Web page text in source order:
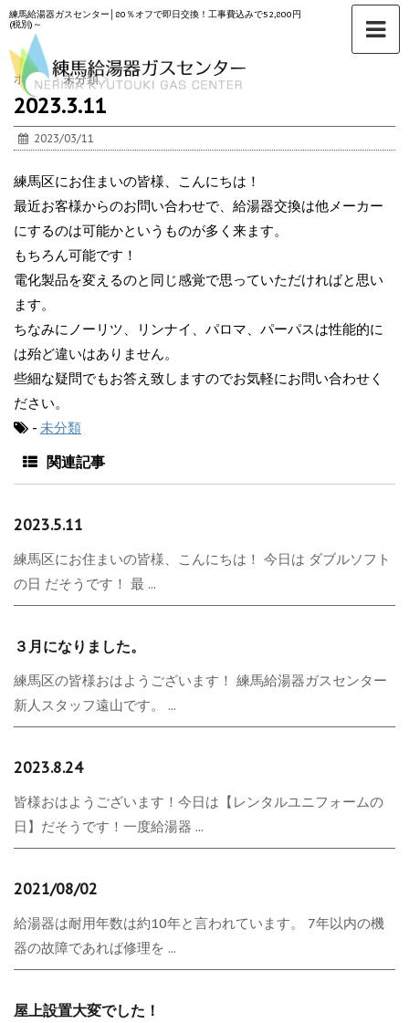
練馬給湯器ガスセンター│80％オフで即日交換！工事費込みで52,800円
(税別)～
ホーム >未分類 >
2023.3.11
2023/03/11
練馬区にお住まいの皆様、こんにちは！
最近お客様からのお問い合わせで、給湯器交換は他メーカー
にするのは可能かというものが多く来ます。
もちろん可能です！
電化製品を変えるのと同じ感覚で思っていただければと思い
ます。
ちなみにノーリツ、リンナイ、パロマ、パーパスは性能的に
は殆ど違いはありません。
些細な疑問でもお答え致しますのでお気軽にお問い合わせく
ださい。
- 未分類
関連記事
2023.5.11
練馬区にお住まいの皆様、こんにちは！ 今日は ダブルソフト
の日 だそうです！ 最 ...
３月になりました。
練馬区の皆様おはようございます！ 練馬給湯器ガスセンター
新人スタッフ遠山です。 ...
2023.8.24
皆様おはようございます！今日は【レンタルユニフォームの
日】だそうです！一度給湯器 ...
2021/08/02
給湯器は耐用年数は約10年と言われています。 7年以内の機
器の故障であれば修理を ...
屋上設置大変でした！